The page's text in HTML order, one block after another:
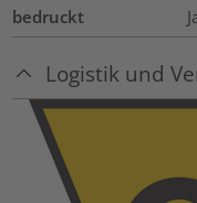
bedruckt
Logistik und